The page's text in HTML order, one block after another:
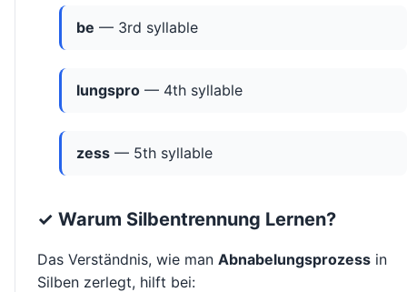
be — 3rd syllable
lungspro — 4th syllable
zess — 5th syllable
✓ Warum Silbentrennung Lernen?
Das Verständnis, wie man Abnabelungsprozess in
Silben zerlegt, hilft bei: